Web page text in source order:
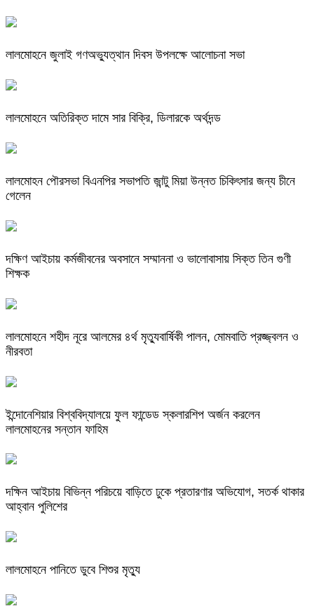
লালমোহনে জুলাই গণঅভ্যুত্থান দিবস উপলক্ষে আলোচনা সভা
লালমোহনে অতিরিক্ত দামে সার বিক্রি, ডিলারকে অর্থদন্ড
লালমোহন পৌরসভা বিএনপির সভাপতি জান্টু মিয়া উন্নত চিকিৎসার জন্য চীনে
গেলেন
দক্ষিণ আইচায় কর্মজীবনের অবসানে সম্মাননা ও ভালোবাসায় সিক্ত তিন গুণী
শিক্ষক
লালমোহনে শহীদ নূরে আলমের ৪র্থ মৃত্যুবার্ষিকী পালন, মোমবাতি প্রজ্জ্বলন ও
নীরবতা
ইন্দোনেশিয়ার বিশ্ববিদ্যালয়ে ফুল ফান্ডেড স্কলারশিপ অর্জন করলেন
লালমোহনের সন্তান ফাহিম
দক্ষিন আইচায় ‎বিভিন্ন পরিচয়ে বাড়িতে ঢুকে প্রতারণার অভিযোগ, সতর্ক থাকার
আহ্বান পুলিশের
লালমোহনে পানিতে ডুবে শিশুর মৃত্যু